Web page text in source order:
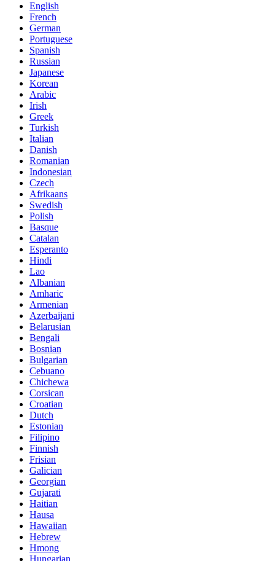
English
French
German
Portuguese
Spanish
Russian
Japanese
Korean
Arabic
Irish
Greek
Turkish
Italian
Danish
Romanian
Indonesian
Czech
Afrikaans
Swedish
Polish
Basque
Catalan
Esperanto
Hindi
Lao
Albanian
Amharic
Armenian
Azerbaijani
Belarusian
Bengali
Bosnian
Bulgarian
Cebuano
Chichewa
Corsican
Croatian
Dutch
Estonian
Filipino
Finnish
Frisian
Galician
Georgian
Gujarati
Haitian
Hausa
Hawaiian
Hebrew
Hmong